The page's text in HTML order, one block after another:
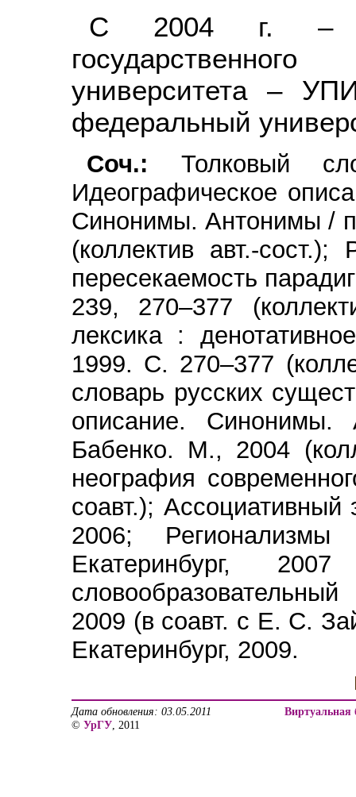
С 2004 г. –
университета –
федеральный
Соч.: Толковый
Идеографическое
Синонимы. Антонимы /
(коллектив авт.-сост.);
пересекаемость
239, 270–377
лексика :
1999. С. 270–377
словарь русских
описание.
Бабенко. М., 2004
неография
соавт.);
2006;
Екатеринбург,
2009 (в соавт. с Е. С.
Екатеринбург, 2009.
Дата обновления: 03.05.2011
© УрГУ , 2011
Виртуальная